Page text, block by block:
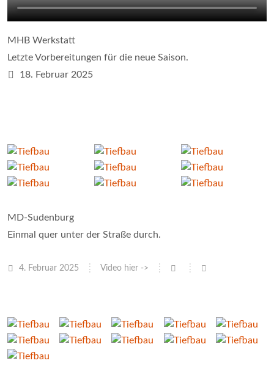
MHB Werkstatt
Letzte Vorbereitungen für die neue Saison.
18. Februar 2025
MD-Sudenburg
Einmal quer unter der Straße durch.
4. Februar 2025 Video hier ->